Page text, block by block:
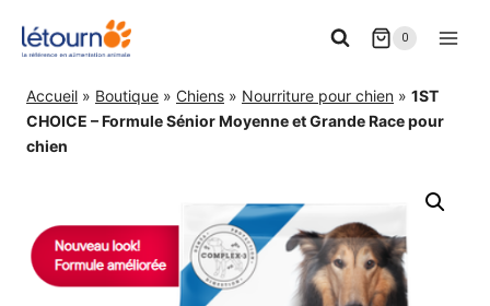
0
Accueil » Boutique » Chiens » Nourriture pour chien » 1ST
CHOICE – Formule Sénior Moyenne et Grande Race pour
chien